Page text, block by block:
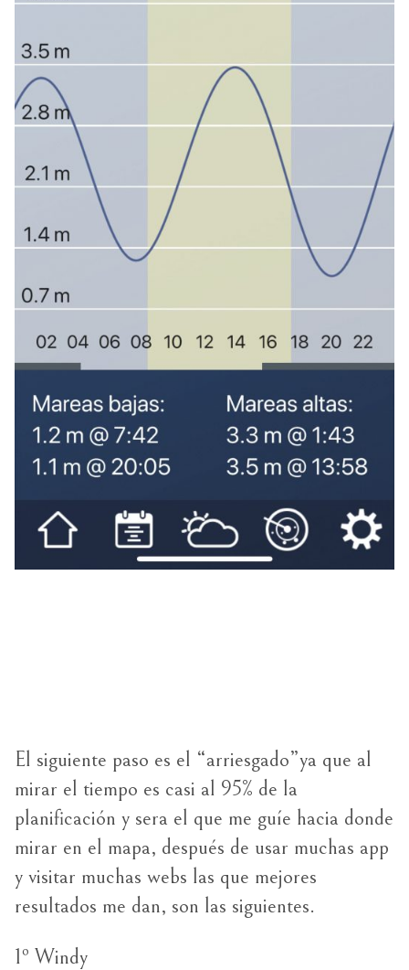
El siguiente paso es el “arriesgado”ya que al
mirar el tiempo es casi al 95% de la
planificación y sera el que me guíe hacia donde
mirar en el mapa, después de usar muchas app
y visitar muchas webs las que mejores
resultados me dan, son las siguientes.
1º Windy